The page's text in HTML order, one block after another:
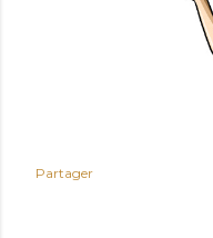
Partager